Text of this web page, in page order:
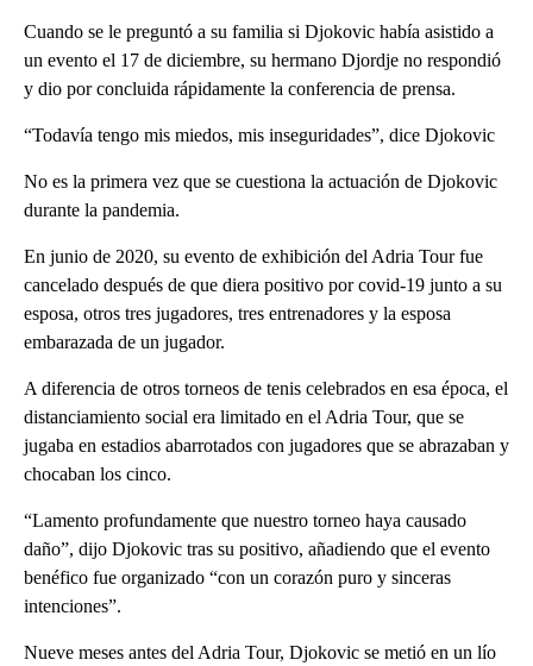
Cuando se le preguntó a su familia si Djokovic había asistido a
un evento el 17 de diciembre, su hermano Djordje no respondió
y dio por concluida rápidamente la conferencia de prensa.
“Todavía tengo mis miedos, mis inseguridades”, dice Djokovic
No es la primera vez que se cuestiona la actuación de Djokovic
durante la pandemia.
En junio de 2020, su evento de exhibición del Adria Tour fue
cancelado después de que diera positivo por covid-19 junto a su
esposa, otros tres jugadores, tres entrenadores y la esposa
embarazada de un jugador.
A diferencia de otros torneos de tenis celebrados en esa época, el
distanciamiento social era limitado en el Adria Tour, que se
jugaba en estadios abarrotados con jugadores que se abrazaban y
chocaban los cinco.
“Lamento profundamente que nuestro torneo haya causado
daño”, dijo Djokovic tras su positivo, añadiendo que el evento
benéfico fue organizado “con un corazón puro y sinceras
intenciones”.
Nueve meses antes del Adria Tour, Djokovic se metió en un lío